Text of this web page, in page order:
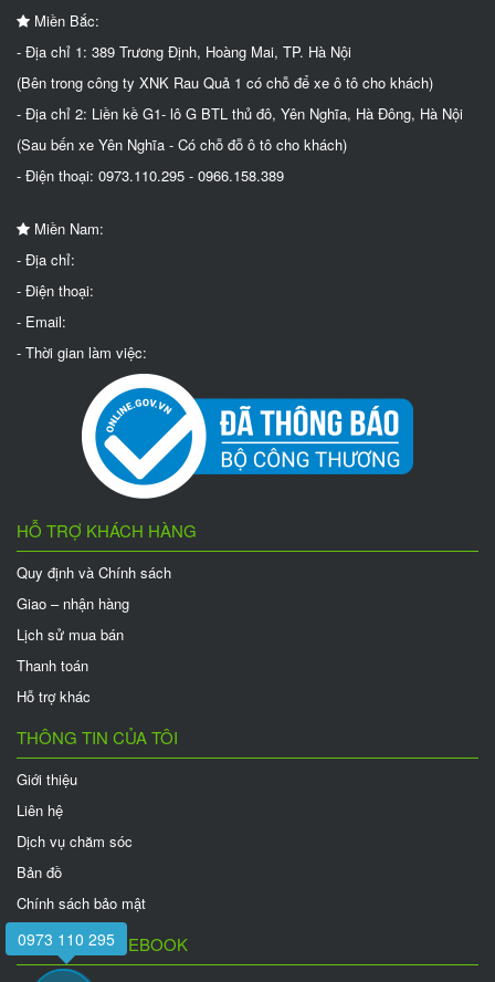
Miền Bắc:
- Địa chỉ 1: 389 Trương Định, Hoàng Mai, TP. Hà Nội
(Bên trong công ty XNK Rau Quả 1 có chỗ để xe ô tô cho khách)
- Địa chỉ 2: Liền kề G1- lô G BTL thủ đô, Yên Nghĩa, Hà Đông, Hà Nội
(Sau bến xe Yên Nghĩa - Có chỗ đỗ ô tô cho khách)
- Điện thoại: 0973.110.295 - 0966.158.389
Miền Nam:
- Địa chỉ:
- Điện thoại:
- Email:
- Thời gian làm việc:
HỖ TRỢ KHÁCH HÀNG
Quy định và Chính sách
Giao – nhận hàng
Lịch sử mua bán
Thanh toán
Hỗ trợ khác
THÔNG TIN CỦA TÔI
Giới thiệu
Liên hệ
Dịch vụ chăm sóc
Bản đồ
Chính sách bảo mật
FANPAGE FACEBOOK
0973 110 295